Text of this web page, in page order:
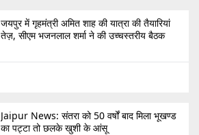
जयपुर में गृहमंत्री अमित शाह की यात्रा की तैयारियां
तेज़, सीएम भजनलाल शर्मा ने की उच्चस्तरीय बैठक
Jaipur News: संतरा को 50 वर्षों बाद मिला भूखण्ड
का पट्टा तो छलके खुशी के आंसू